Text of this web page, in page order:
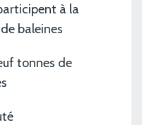
à la
baleines
tonnes de